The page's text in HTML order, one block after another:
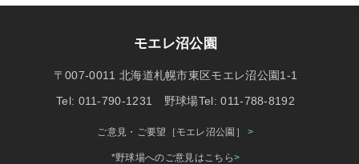
モエレ沼公園
〒007-0011 北海道札幌市東区モエレ沼公園1-1
Tel: 011-790-1231 野球場Tel: 011-788-8192
ご意見・ご要望［モエレ沼公園］>
*野球場へのご意見はこちら>